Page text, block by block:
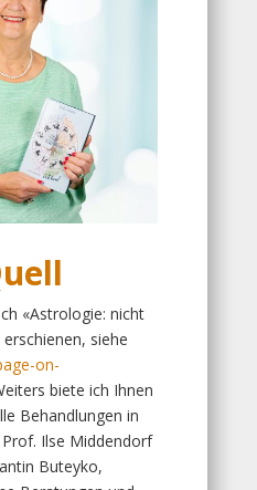
«Astrologie: nicht
siehe
on-
biete ich Ihnen
Behandlungen in
Ilse Middendorf
Buteyko,